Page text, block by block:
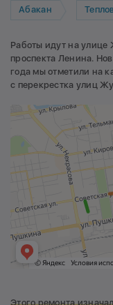
Абакан
Работы идут на
проспекта Ленина.
года мы отметили на
с перекрестка улиц
Этого ремонта